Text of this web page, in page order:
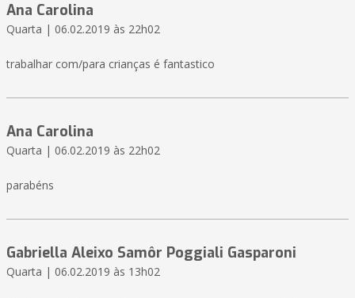
Ana Carolina
Quarta | 06.02.2019 às 22h02
trabalhar com/para crianças é fantastico
Ana Carolina
Quarta | 06.02.2019 às 22h02
parabéns
Gabriella Aleixo Samôr Poggiali Gasparoni
Quarta | 06.02.2019 às 13h02